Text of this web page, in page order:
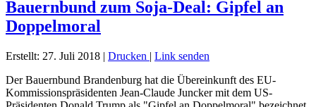
Bauernbund zum Soja-Deal: Gipfel an
Doppelmoral
Erstellt: 27. Juli 2018 | Drucken | Link senden
Der Bauernbund Brandenburg hat die Übereinkunft des EU-
Kommissionspräsidenten Jean-Claude Juncker mit dem US-